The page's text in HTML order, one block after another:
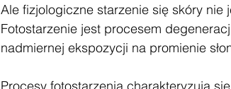
Ale fizjologiczne starzenie się skóry
Fotostarzenie jest procesem
nadmiernej ekspozycji na promienie
Procesy fotostarzenia charakteryzują